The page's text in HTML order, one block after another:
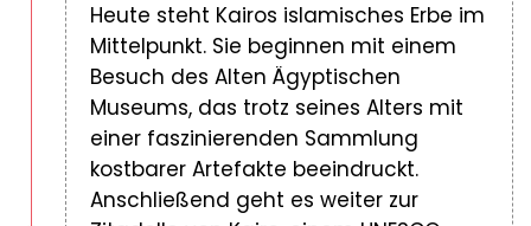
Heute steht Kairos islamisches Erbe im
Mittelpunkt. Sie beginnen mit einem
Besuch des Alten Ägyptischen
Museums, das trotz seines Alters mit
einer faszinierenden Sammlung
kostbarer Artefakte beeindruckt.
Anschließend geht es weiter zur